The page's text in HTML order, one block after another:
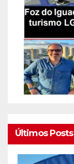
Últimos Posts